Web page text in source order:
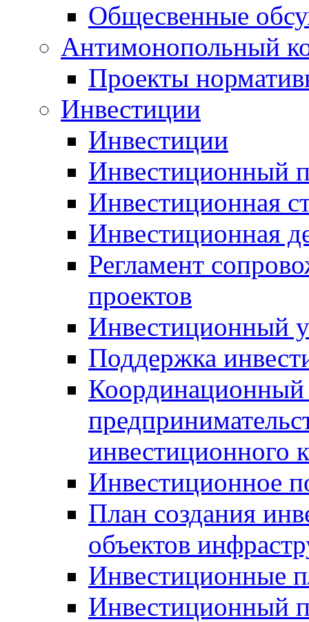
Общесвенные
Антимонопольный
Проекты
Инвестиции
Инвестиции
Инвестиционный
Инвестиционная
Инвестиционная
Регламент
проектов
Инвестиционный
Поддержка
Координационный
инвестиционного
Инвестиционное
План создания
объектов
Инвестиционные
Инвестиционный